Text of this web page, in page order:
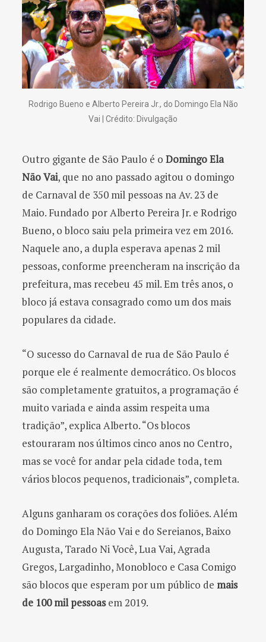
Rodrigo Bueno e Alberto Pereira Jr., do Domingo Ela Não
Vai | Crédito: Divulgação
Outro gigante de São Paulo é o Domingo Ela
Não Vai, que no ano passado agitou o domingo
de Carnaval de 350 mil pessoas na Av. 23 de
Maio. Fundado por Alberto Pereira Jr. e Rodrigo
Bueno, o bloco saiu pela primeira vez em 2016.
Naquele ano, a dupla esperava apenas 2 mil
pessoas, conforme preencheram na inscrição da
prefeitura, mas recebeu 45 mil. Em três anos, o
bloco já estava consagrado como um dos mais
populares da cidade.
“O sucesso do Carnaval de rua de São Paulo é
porque ele é realmente democrático. Os blocos
são completamente gratuitos, a programação é
muito variada e ainda assim respeita uma
tradição”, explica Alberto. “Os blocos
estouraram nos últimos cinco anos no Centro,
mas se você for andar pela cidade toda, tem
vários blocos pequenos, tradicionais”, completa.
Alguns ganharam os corações dos foliões. Além
do Domingo Ela Não Vai e do Sereianos, Baixo
Augusta, Tarado Ni Você, Lua Vai, Agrada
Gregos, Largadinho, Monobloco e Casa Comigo
são blocos que esperam por um público de mais
de 100 mil pessoasem 2019.